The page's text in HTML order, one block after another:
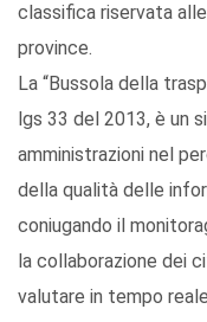
classifica riservata
province.
La “Bussola della
lgs 33 del 2013, è un
amministrazioni nel
della qualità delle
coniugando il
la collaborazione dei
valutare in tempo